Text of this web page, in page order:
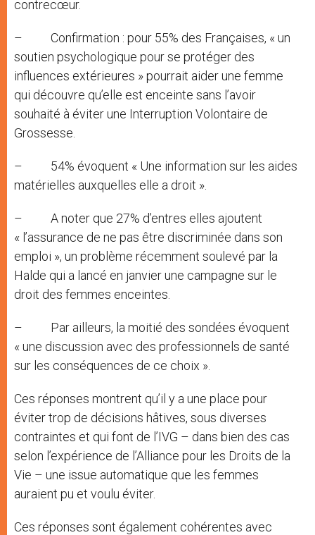
contrecœur.
– Confirmation : pour 55% des Françaises, « un
soutien psychologique pour se protéger des
influences extérieures » pourrait aider une femme
qui découvre qu’elle est enceinte sans l’avoir
souhaité à éviter une Interruption Volontaire de
Grossesse.
– 54% évoquent « Une information sur les aides
matérielles auxquelles elle a droit ».
– A noter que 27% d’entres elles ajoutent
« l’assurance de ne pas être discriminée dans son
emploi », un problème récemment soulevé par la
Halde qui a lancé en janvier une campagne sur le
droit des femmes enceintes.
– Par ailleurs, la moitié des sondées évoquent
« une discussion avec des professionnels de santé
sur les conséquences de ce choix ».
Ces réponses montrent qu’il y a une place pour
éviter trop de décisions hâtives, sous diverses
contraintes et qui font de l’IVG – dans bien des cas
selon l’expérience de l’Alliance pour les Droits de la
Vie – une issue automatique que les femmes
auraient pu et voulu éviter.
Ces réponses sont également cohérentes avec